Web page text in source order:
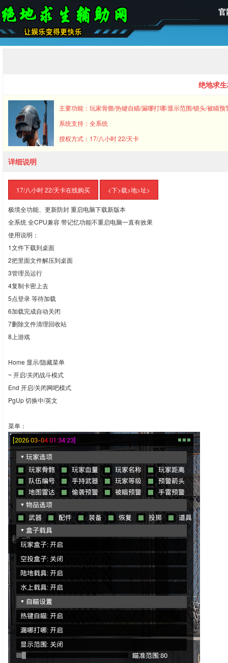
官
绝地求
主要功能：玩家骨骼/热键自瞄/漏哪打哪/显示范围/锁头/被瞄
系统支持：全系统
授权方式：17/八小时 22/天卡
详细说明
17/八小时 22/天卡在线购买 <下>载>地>址>
极境全功能、更新防封 重启电脑下载新版本
全系统 全CPU兼容 带记忆功能不重启电脑一直有效果
使用说明：
1文件下载到桌面
2把里面文件解压到桌面
3管理员运行
4复制卡密上去
5点登录 等待加载
6加载完成自动关闭
7删除文件清理回收站
8上游戏
Home 显示/隐藏菜单
~ 开启/关闭战斗模式
End 开启/关闭网吧模式
PgUp 切换中/英文
菜单：